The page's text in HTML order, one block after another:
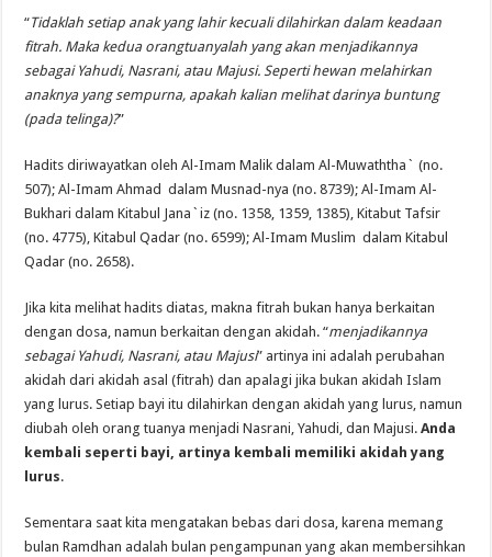
“Tidaklah setiap anak yang lahir kecuali dilahirkan dalam keadaan
fitrah. Maka kedua orangtuanyalah yang akan menjadikannya
sebagai Yahudi, Nasrani, atau Majusi. Seperti hewan melahirkan
anaknya yang sempurna, apakah kalian melihat darinya buntung
(pada telinga)?”
Hadits diriwayatkan oleh Al-Imam Malik dalam Al-Muwaththa` (no.
507); Al-Imam Ahmad dalam Musnad-nya (no. 8739); Al-Imam Al-
Bukhari dalam Kitabul Jana`iz (no. 1358, 1359, 1385), Kitabut Tafsir
(no. 4775), Kitabul Qadar (no. 6599); Al-Imam Muslim dalam Kitabul
Qadar (no. 2658).
Jika kita melihat hadits diatas, makna fitrah bukan hanya berkaitan
dengan dosa, namun berkaitan dengan akidah. “menjadikannya
sebagai Yahudi, Nasrani, atau Majusi” artinya ini adalah perubahan
akidah dari akidah asal (fitrah) dan apalagi jika bukan akidah Islam
yang lurus. Setiap bayi itu dilahirkan dengan akidah yang lurus, namun
diubah oleh orang tuanya menjadi Nasrani, Yahudi, dan Majusi.Anda
kembali seperti bayi, artinya kembali memiliki akidah yang
lurus.
Sementara saat kita mengatakan bebas dari dosa, karena memang
bulan Ramdhan adalah bulan pengampunan yang akan membersihkan